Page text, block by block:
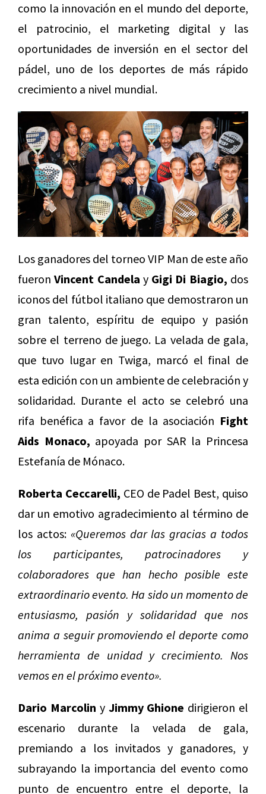
como la innovación en el mundo del deporte,
el patrocinio, el marketing digital y las
oportunidades de inversión en el sector del
pádel, uno de los deportes de más rápido
crecimiento a nivel mundial.
Los ganadores del torneo VIP Man de este año
fueronVincent Candela y Gigi Di Biagio, dos
iconos del fútbol italiano que demostraron un
gran talento, espíritu de equipo y pasión
sobre el terreno de juego. La velada de gala,
que tuvo lugar en Twiga, marcó el final de
esta edición con un ambiente de celebración y
solidaridad. Durante el acto se celebró una
rifa benéfica a favor de la asociación Fight
Aids Monaco, apoyada por SAR la Princesa
Estefanía de Mónaco.
Roberta Ceccarelli, CEO de Padel Best, quiso
dar un emotivo agradecimiento al término de
los actos: «Queremos dar las gracias a todos
los participantes, patrocinadores y
colaboradores que han hecho posible este
extraordinario evento. Ha sido un momento de
entusiasmo, pasión y solidaridad que nos
anima a seguir promoviendo el deporte como
herramienta de unidad y crecimiento. Nos
vemos en el próximo evento».
Dario Marcolin y Jimmy Ghione dirigieron el
escenario durante la velada de gala,
premiando a los invitados y ganadores, y
subrayando la importancia del evento como
punto de encuentro entre el deporte, la